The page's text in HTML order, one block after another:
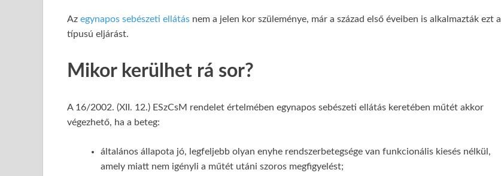
Az egynapos sebészeti ellátás nem a jelen kor szüleménye, már a század első éveiben is alkalmazták ezt a
típusú eljárást.
Mikor kerülhet rá sor?
A 16/2002. (XII. 12.) ESzCsM rendelet értelmében egynapos sebészeti ellátás keretében műtét akkor
végezhető, ha a beteg:
általános állapota jó, legfeljebb olyan enyhe rendszerbetegsége van funkcionális kiesés nélkül,
amely miatt nem igényli a műtét utáni szoros megfigyelést;